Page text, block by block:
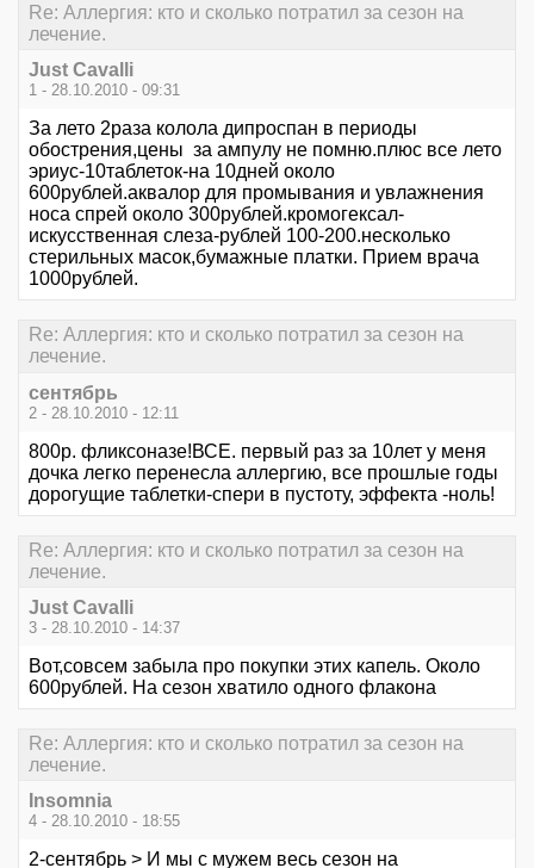
Re: Аллергия: кто и сколько потратил за сезон на
лечение.
Just Cavalli
1 - 28.10.2010 - 09:31
За лето 2раза колола дипроспан в периоды
обострения,цены за ампулу не помню.плюс все лето
эриус-10таблеток-на 10дней около
600рублей.аквалор для промывания и увлажнения
носа спрей около 300рублей.кромогексал-
искусственная слеза-рублей 100-200.несколько
стерильных масок,бумажные платки. Прием врача
1000рублей.
Re: Аллергия: кто и сколько потратил за сезон на
лечение.
сентябрь
2 - 28.10.2010 - 12:11
800р. фликсоназе!ВСЕ. первый раз за 10лет у меня
дочка легко перенесла аллергию, все прошлые годы
дорогущие таблетки-спери в пустоту, эффекта -ноль!
Re: Аллергия: кто и сколько потратил за сезон на
лечение.
Just Cavalli
3 - 28.10.2010 - 14:37
Вот,совсем забыла про покупки этих капель. Около
600рублей. На сезон хватило одного флакона
Re: Аллергия: кто и сколько потратил за сезон на
лечение.
Insomnia
4 - 28.10.2010 - 18:55
2-сентябрь > И мы с мужем весь сезон на